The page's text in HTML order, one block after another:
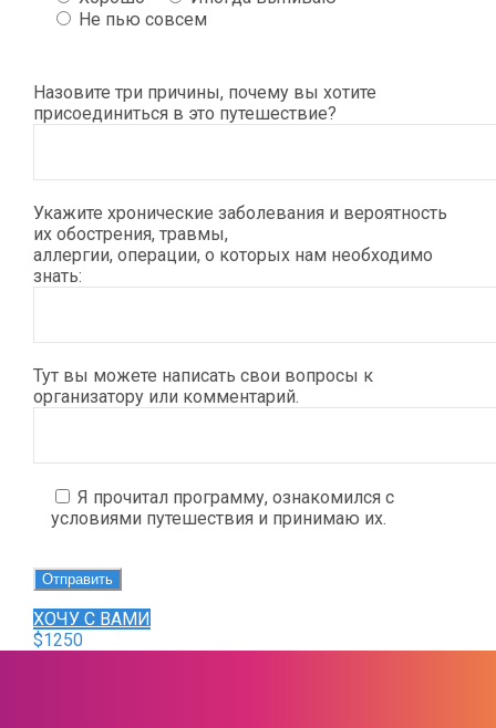
Не пью совсем
Назовите три причины, почему вы хотите
присоединиться в это путешествие?
Укажите хронические заболевания и вероятность
их обострения, травмы,
аллергии, операции, о которых нам необходимо
знать:
Тут вы можете написать свои вопросы к
организатору или комментарий.
Я прочитал программу, ознакомился с
условиями путешествия и принимаю их.
ХОЧУ С ВАМИ
$1250